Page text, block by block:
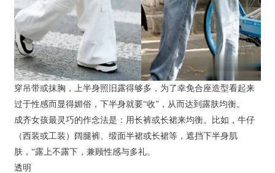
穿吊带或抹胸，上半身照旧露得够多，为了幸免合座造型看起来
过于性感而显得媚俗，下半身就要“收”，从而达到露肤均衡。
成齐女孩最灵巧的作念法是：用长裤或长裙来均衡。比如，牛仔
（西装或工装）阔腿裤、缎面半裙或长裙等，遮挡下半身肌
肤，“露上不露下，兼顾性感与多礼。
透明